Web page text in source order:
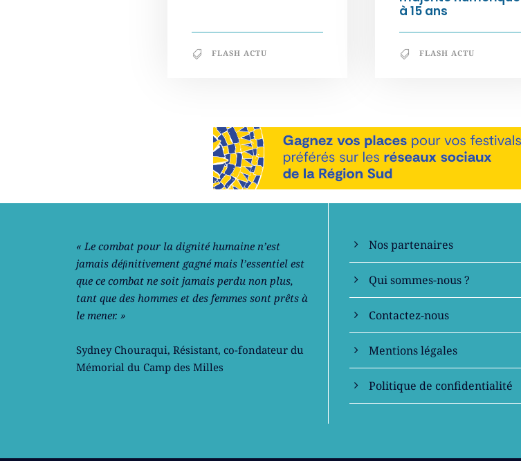
FLASH ACTU
à 15 ans
FLASH ACTU
Notre philosophie
« Le combat pour la dignité humaine n’est
jamais déﬁnitivement gagné mais l’essentiel est
que ce combat ne soit jamais perdu non plus,
tant que des hommes et des femmes sont prêts à
le mener. »
Sydney Chouraqui, Résistant, co-fondateur du
Mémorial du Camp des Milles
En savoir +
Nos partenaires
Qui sommes-nous ?
Contactez-nous
Mentions légales
Politique de confidentialité